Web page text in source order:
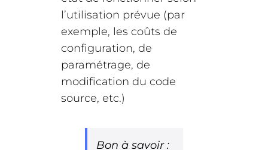
l’utilisation prévue (par
exemple, les coûts de
configuration, de
paramétrage, de
modification du code
source, etc.)
Bon à savoir :